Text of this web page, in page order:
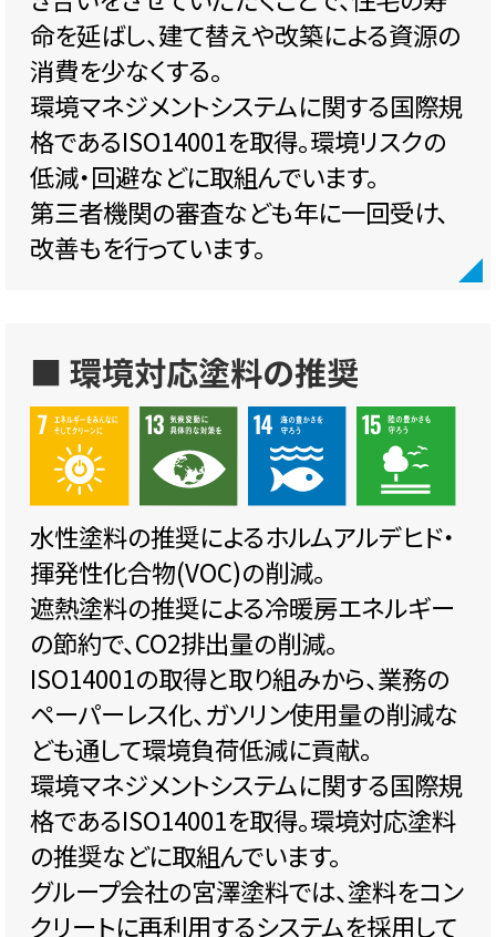
命を延ばし、建て替えや改築による資源の
消費を少なくする。
環境マネジメントシステムに関する国際規
格であるISO14001を取得。環境リスクの
低減・回避などに取組んでいます。
第三者機関の審査なども年に一回受け、
改善もを行っています。
■ 環境対応塗料の推奨
水性塗料の推奨によるホルムアルデヒド・
揮発性化合物(VOC)の削減。
遮熱塗料の推奨による冷暖房エネルギー
の節約で、CO2排出量の削減。
ISO14001の取得と取り組みから、業務の
ペーパーレス化、ガソリン使用量の削減な
ども通して環境負荷低減に貢献。
環境マネジメントシステムに関する国際規
格であるISO14001を取得。環境対応塗料
の推奨などに取組んでいます。
グループ会社の宮澤塗料では、塗料をコン
クリートに再利用するシステムを採用して